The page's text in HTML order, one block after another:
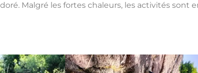
Malgré les fortes chaleurs, les activités sont